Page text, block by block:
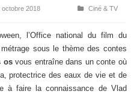
octobre 2018
Ciné & TV
l’Office national du film du
sous le thème des contes
osvous entraîne dans un conte où
protectrice des eaux de vie et de
à faire la connaissance de Vlad